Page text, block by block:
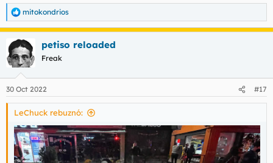
R
e
a
c
c
i
e
s
mitokondrios
petiso reloaded
Freak
30 Oct 2022 #17
LeChuck rebuznó: